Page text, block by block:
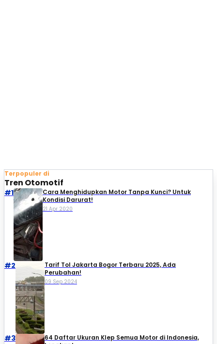
Terpopuler di
Tren Otomotif
#1
Cara Menghidupkan Motor Tanpa Kunci? Untuk
Kondisi Darurat!
21 Apr 2020
#2
Tarif Tol Jakarta Bogor Terbaru 2025, Ada
Perubahan!
09 Sep 2024
#3
64 Daftar Ukuran Klep Semua Motor di Indonesia,